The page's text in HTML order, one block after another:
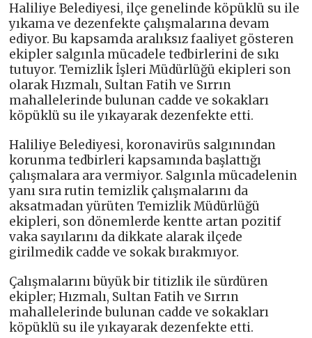
Haliliye Belediyesi, ilçe genelinde köpüklü su ile
yıkama ve dezenfekte çalışmalarına devam
ediyor. Bu kapsamda aralıksız faaliyet gösteren
ekipler salgınla mücadele tedbirlerini de sıkı
tutuyor. Temizlik İşleri Müdürlüğü ekipleri son
olarak Hızmalı, Sultan Fatih ve Sırrın
mahallelerinde bulunan cadde ve sokakları
köpüklü su ile yıkayarak dezenfekte etti.
Haliliye Belediyesi, koronavirüs salgınından
korunma tedbirleri kapsamında başlattığı
çalışmalara ara vermiyor. Salgınla mücadelenin
yanı sıra rutin temizlik çalışmalarını da
aksatmadan yürüten Temizlik Müdürlüğü
ekipleri, son dönemlerde kentte artan pozitif
vaka sayılarını da dikkate alarak ilçede
girilmedik cadde ve sokak bırakmıyor.
Çalışmalarını büyük bir titizlik ile sürdüren
ekipler; Hızmalı, Sultan Fatih ve Sırrın
mahallelerinde bulunan cadde ve sokakları
köpüklü su ile yıkayarak dezenfekte etti.